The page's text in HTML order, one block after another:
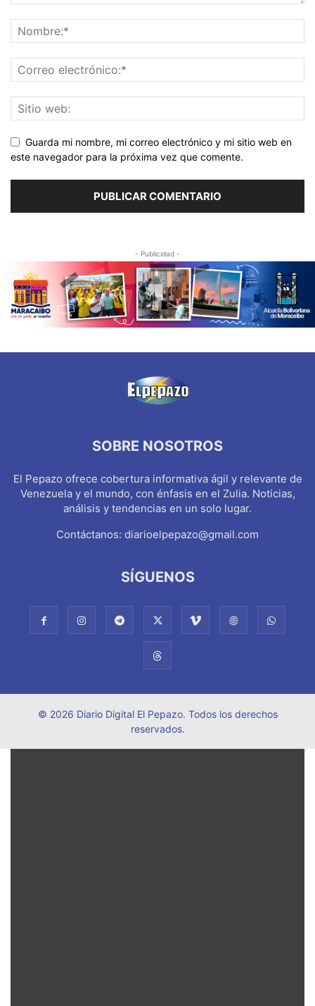
Guarda mi nombre, mi correo electrónico y mi sitio web en
este navegador para la próxima vez que comente.
- Publicidad -
SOBRE NOSOTROS
El Pepazo ofrece cobertura informativa ágil y relevante de
Venezuela y el mundo, con énfasis en el Zulia. Noticias,
análisis y tendencias en un solo lugar.
Contáctanos: diarioelpepazo@gmail.com
SÍGUENOS
© 2026 Diario Digital El Pepazo. Todos los derechos
reservados.